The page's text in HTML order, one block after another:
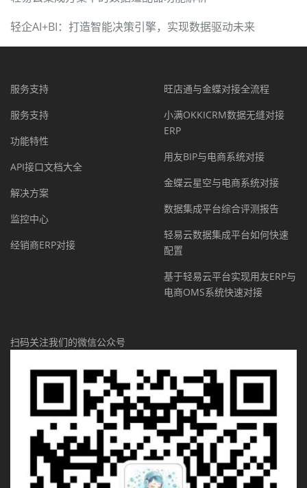
轻企AI+BI：打造智能决策引擎，实现数据驱动未来
服务支持
服务支持
功能特性
API接口文档大全
解决方案
监控中心
经销商ERP对接
旺店通与金蝶对接全流程
小满OKKICRM数据无缝对接
ERP
用友BIP与电商系统对接
金蝶云星空与电商系统对接
数据集成平台综合评测报告
轻易云数据集成平台如何快速
配置
基于轻易云平台实现用友ERP与
电商OMS系统快速对接
扫码关注我们的微信公众号